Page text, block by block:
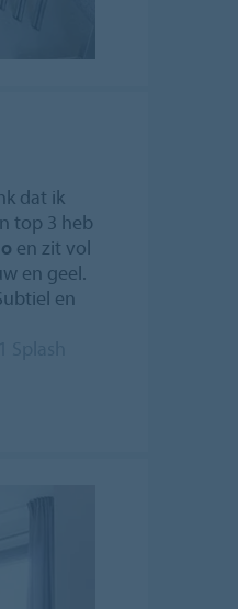
dat ik
top 3 heb
en zit vol
en geel.
en